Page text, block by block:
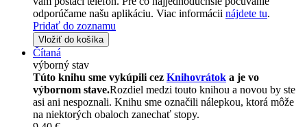
odporúčame našu aplikáciu. Viac informácii nájdete tu.
Pridať do zoznamu
Vložiť do košíka
Čítaná
výborný stav
Túto knihu sme vykúpili cez Knihovrátok a je vo
výbornom stave.Rozdiel medzi touto knihou a novou by ste
asi ani nespoznali. Knihu sme označili nálepkou, ktorá môže
na niektorých obaloch zanechať stopy.